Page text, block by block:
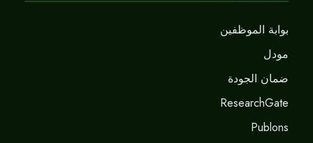
بوابة الموظفين
مودل
ضمان الجودة
ResearchGate
Publons